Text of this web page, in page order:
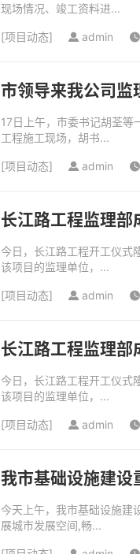
现场情况、竣工资料进...
[项目动态] admin
市领导来我公司监
17日上午，市委书记胡荃等
工程施工现场，胡书...
[项目动态] admin
长江路工程监理部
今日，长江路工程开工仪式
该项目的监理单位，...
[项目动态] admin
长江路工程监理部
今日，长江路工程开工仪式
该项目的监理单位，...
[项目动态] admin
我市基础设施建设
今天上午，我市基础设施建
展城市发展空间,畅...